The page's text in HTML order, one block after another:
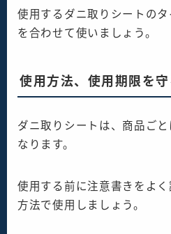
使用するダニ取りシートの
を合わせて使いましょう。
使用方法、使用期限を守
ダニ取りシートは、商品ご
なります。
使用する前に注意書きをよ
方法で使用しましょう。